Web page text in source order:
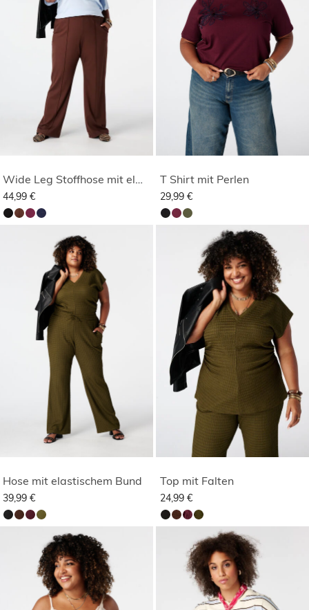
44,99 €
T Shirt mit Perlen
29,99 €
Hose mit elastischem Bund
39,99 €
Top mit Falten
24,99 €